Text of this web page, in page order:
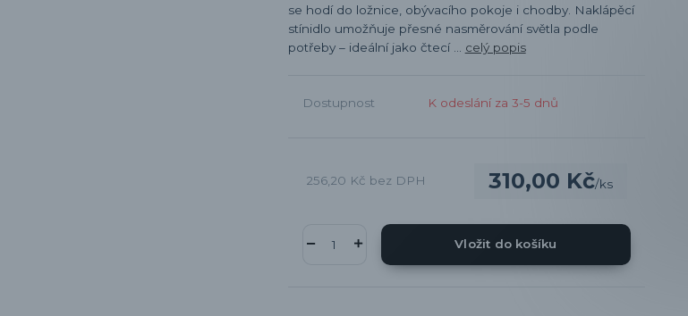
se hodí do ložnice, obývacího pokoje i chodby. Naklápěcí
stínidlo umožňuje přesné nasměrování světla podle
potřeby – ideální jako čtecí ... celý popis
Dostupnost K odeslání za 3-5 dnů
310,00 Kč/ks
256,20 Kč bez DPH
Vložit do košíku